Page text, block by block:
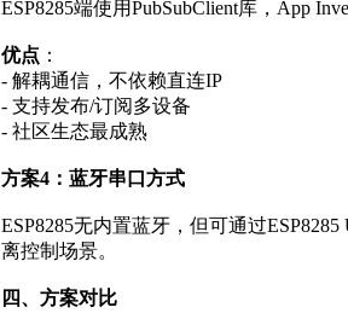
ESP8285端使用PubSubClient库，App
优点 ：
- 解耦通信，不依赖直连IP
- 支持发布/订阅多设备
- 社区生态最成熟
方案4：蓝牙串口方式
ESP8285无内置蓝牙，但可通过
离控制场景。
四、方案对比